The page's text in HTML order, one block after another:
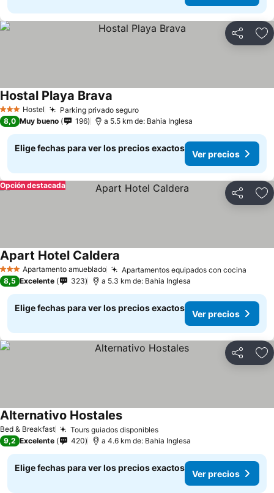
Compartir
3 EstrellasHostel Parking privado seguro
Hostal Playa Brava
8,0 Muy bueno 196 a 5.5 km de: Bahia Inglesa
Elige fechas para ver los precios exactos
Ver precios
Compartir
Opción destacada
3 EstrellasApartamento amueblado Apartamentos equipados con cocina
Apart Hotel Caldera
8,5 Excelente 323 a 5.3 km de: Bahia Inglesa
Elige fechas para ver los precios exactos
Ver precios
Compartir
Bed & Breakfast Tours guiados disponibles
Alternativo Hostales
9,2 Excelente 420 a 4.6 km de: Bahia Inglesa
Elige fechas para ver los precios exactos
Ver precios